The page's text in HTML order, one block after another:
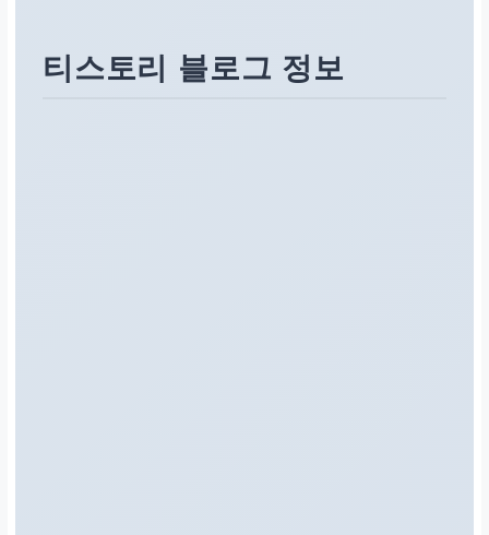
티스토리 블로그 정보